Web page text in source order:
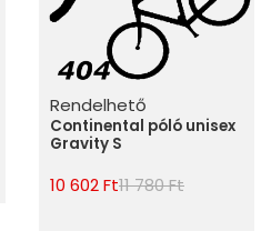
Rendelhető
Continental póló unisex
Gravity S
10 602 Ft11 780 Ft